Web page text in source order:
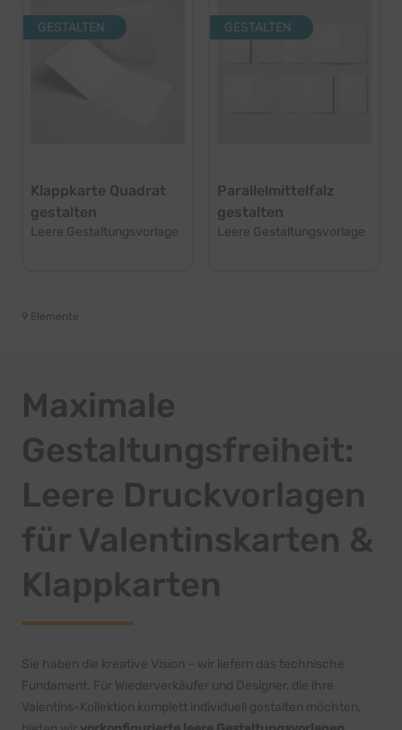
GESTALTEN
Klappkarte Quadrat
gestalten
Leere Gestaltungsvorlage
GESTALTEN
Parallelmittelfalz
gestalten
Leere Gestaltungsvorlage
9 Elemente
Maximale
Gestaltungsfreiheit:
Leere Druckvorlagen
für Valentinskarten &
Klappkarten
Sie haben die kreative Vision – wir liefern das technische
Fundament. Für Wiederverkäufer und Designer, die ihre
Valentins-Kollektion komplett individuell gestalten möchten,